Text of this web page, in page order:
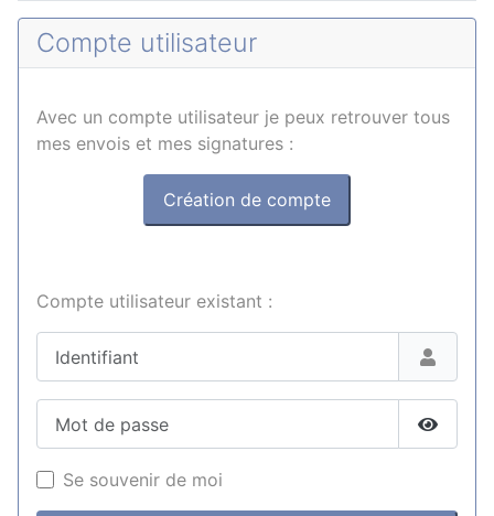
Articles
Compte utilisateur
Avec un compte utilisateur je peux retrouver tous
mes envois et mes signatures :
Création de compte
Compte utilisateur existant :
Se souvenir de moi